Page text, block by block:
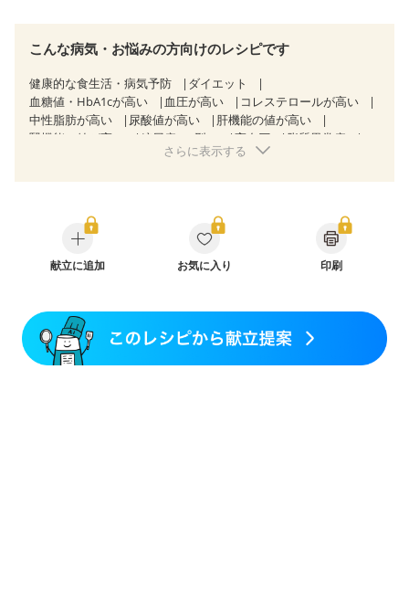
こんな病気・お悩みの方向けのレシピです
健康的な食生活・病気予防
ダイエット
血糖値・HbA1cが高い
血圧が高い
コレステロールが高い
中性脂肪が高い
尿酸値が高い
肝機能の値が高い
腎機能の値が高い
糖尿病（2型） 高血圧
脂質異常症
狭心症 心筋梗塞
クローン病（寛解期）
過敏性腸症候群（IBS）
糖尿病性腎症（第３期）
CKD（ステージ１）
CKD（ステージ２）
CKD（ステージ３a）
乳がん治療を終えた方・経過観察中の方など
胃がん（抗がん剤治療中）
胃がん治療を終えた方・経過観察中の方
さらに表示する
献立に追加 お気に入り 印刷